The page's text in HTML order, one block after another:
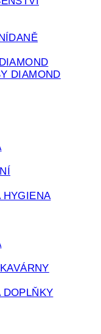
DIAMOND
HYGIENA
DOPLŇKY